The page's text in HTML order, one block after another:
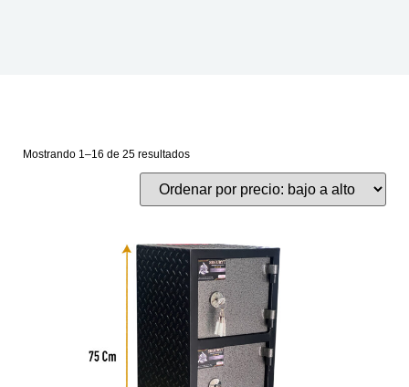
Mostrando 1–16 de 25 resultados